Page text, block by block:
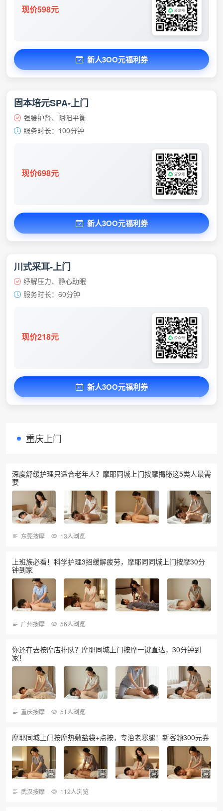
现价598元
新人3OO元福利券
固本培元SPA-上门
强腰护肾、阴阳平衡
服务时长：100分钟
现价698元
新人3OO元福利券
川式采耳-上门
纾解压力、静心助眠
服务时长：60分钟
现价218元
新人3OO元福利券
重庆上门
深度舒缓护理只适合老年人？摩耶同城上门按摩揭秘这5类人最需
要
东莞按摩 13人浏览
上班族必看！科学护理3招缓解疲劳，摩耶同同城上门按摩30分
钟到家
广州按摩 56人浏览
你还在去按摩店排队？摩耶同城上门按摩一键直达，30分钟到
家！
重庆按摩 51人浏览
摩耶同城上门按摩热敷盐袋+点按，专治老寒腿！新客领300元券
武汉按摩 112人浏览